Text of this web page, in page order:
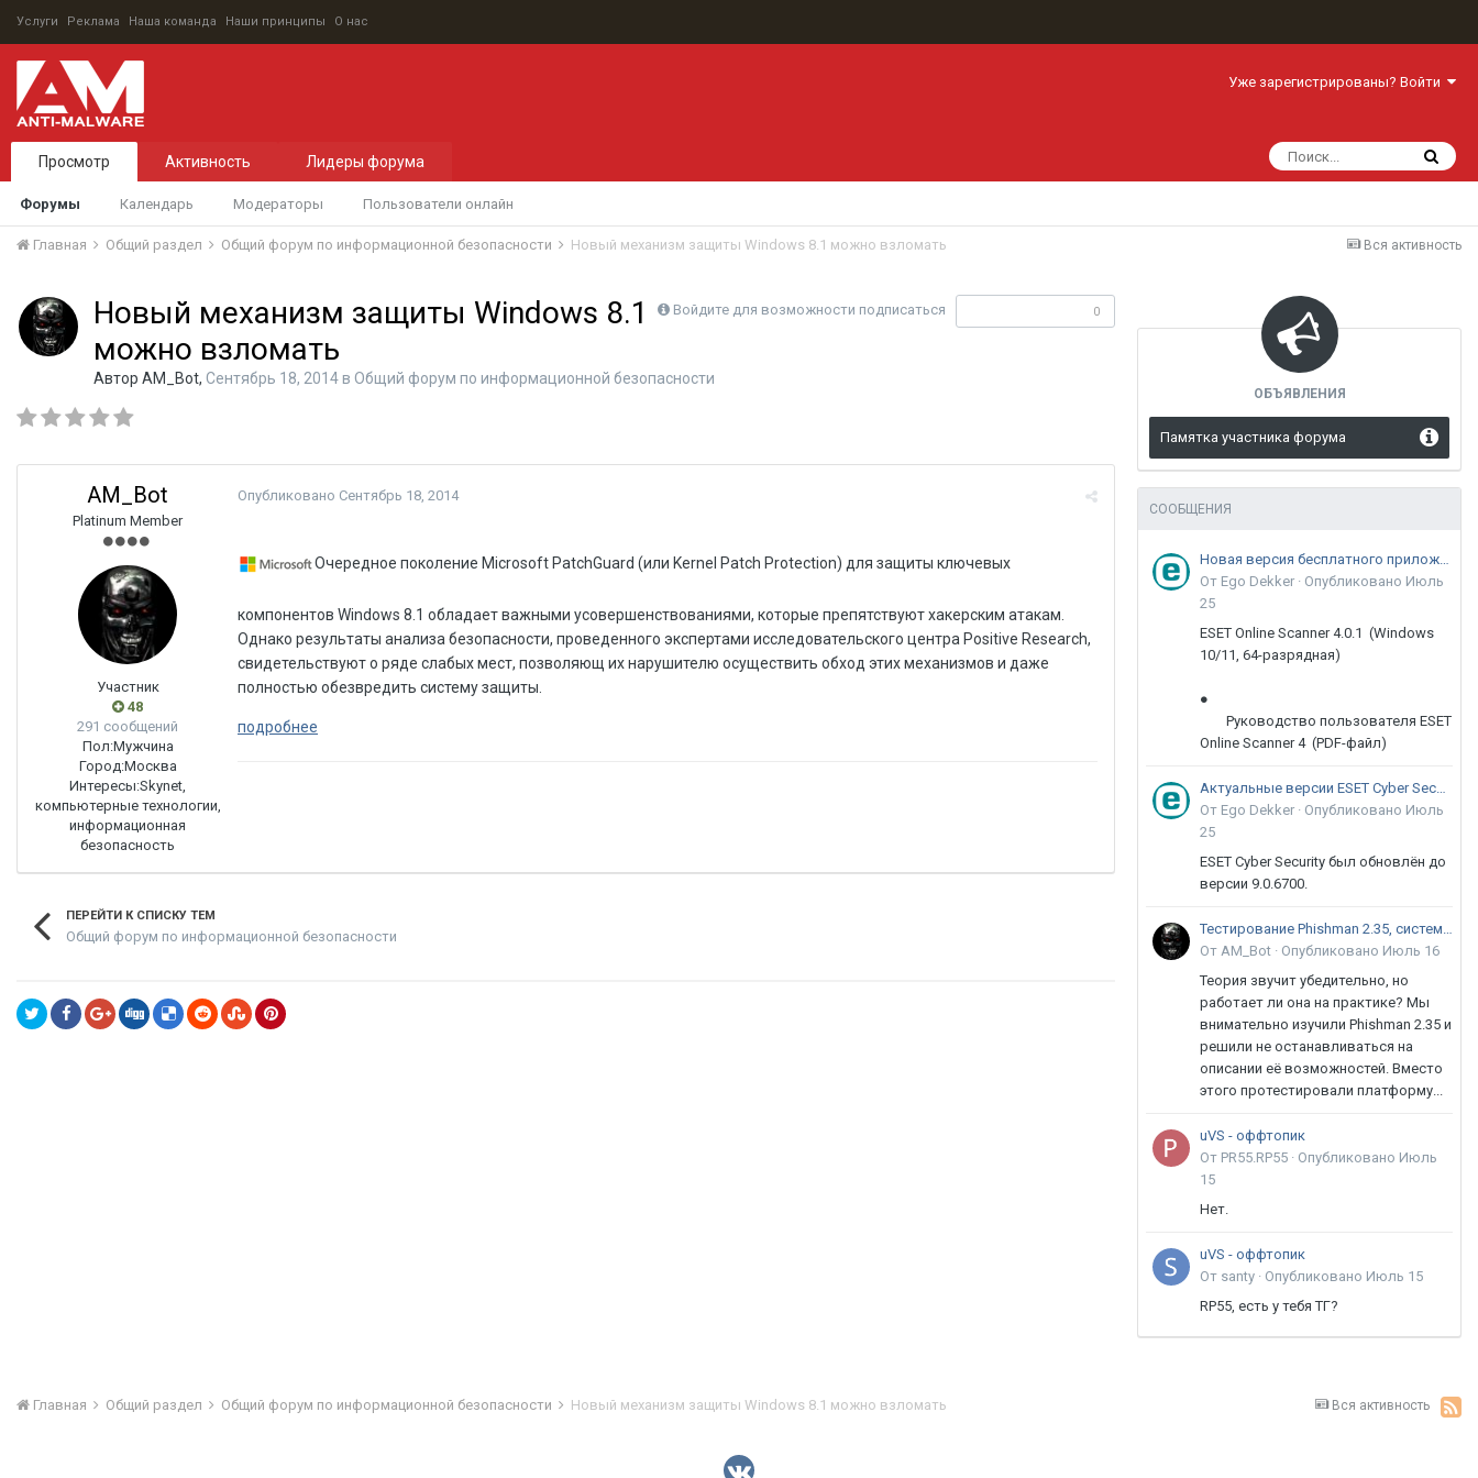
Услуги Реклама Наша команда Наши принципы О нас
Уже зарегистрированы? Войти
Просмотр
Форумы Календарь Модераторы Пользователи онлайн
Активность Лидеры форума
Вся активность
Главная Общий раздел Общий форум по информационной безопасности Новый механизм защиты Windows 8.1 можно взломать
Войдите для возможности подписаться 0
Новый механизм защиты Windows 8.1
можно взломать
Автор AM_Bot, Сентябрь 18, 2014в Общий форум по информационной безопасности
AM_Bot
Platinum Member
Участник
48
291 сообщений
Пол:Мужчина
Город:Москва
Интересы:Skynet,
компьютерные технологии,
информационная
безопасность
Опубликовано Сентябрь 18, 2014
Очередное поколение Microsoft PatchGuard (или Kernel Patch Protection) для защиты ключевых
компонентов Windows 8.1 обладает важными усовершенствованиями, которые препятствуют хакерским атакам.
Однако результаты анализа безопасности, проведенного экспертами исследовательского центра Positive Research,
свидетельствуют о ряде слабых мест, позволяющ их нарушителю осуществить обход этих механизмов и даже
полностью обезвредить систему защиты.
подробнее
ПЕРЕЙТИ К СПИСКУ ТЕМ
Общий форум по информационной безопасности
ОБЪЯВЛЕНИЯ
Памятка участника форума
СООБЩЕНИЯ
Новая версия бесплатного приложения ESET Online Scanner доступна пользователям
От Ego Dekker · Опубликовано Июль
25
ESET Online Scanner 4.0.1 (Windows
10/11, 64-разрядная)
●
Руководство пользователя ESET
Online Scanner 4 (PDF-файл)
Актуальные версии ESET Cyber Security 9
От Ego Dekker · Опубликовано Июль
25
ESET Cyber Security был обновлён до
версии 9.0.6700.
Тестирование Phishman 2.35, системы повышения осведомлённости пользователей в сфере ИБ
От AM_Bot · Опубликовано Июль 16
Теория звучит убедительно, но
работает ли она на практике? Мы
внимательно изучили Phishman 2.35 и
решили не останавливаться на
описании её возможностей. Вместо
этого протестировали платформу...
uVS - оффтопик
От PR55.RP55 · Опубликовано Июль
15
Нет.
uVS - оффтопик
От santy · Опубликовано Июль 15
RP55, есть у тебя ТГ?
Вся активность
Главная Общий раздел Общий форум по информационной безопасности Новый механизм защиты Windows 8.1 можно взломать